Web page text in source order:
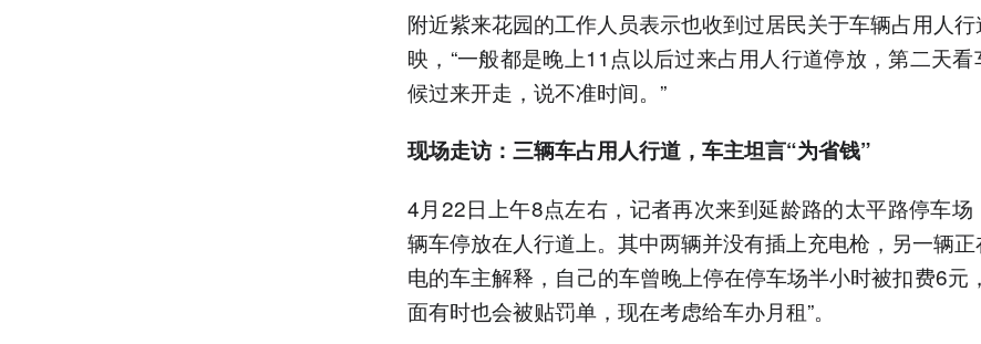
附近紫来花园的工作人员表示也收到过居民关于车辆占用人行
映，“一般都是晚上11点以后过来占用人行道停放，第二天
候过来开走，说不准时间。”
现场走访：三辆车占用人行道，车主坦言“为省钱”
4月22日上午8点左右，记者再次来到延龄路的太平路停车场
辆车停放在人行道上。其中两辆并没有插上充电枪，另一辆
电的车主解释，自己的车曾晚上停在停车场半小时被扣费6元
面有时也会被贴罚单，现在考虑给车办月租”。